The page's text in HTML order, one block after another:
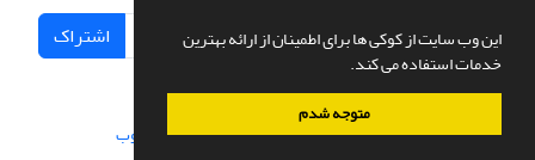
این وب سایت از کوکی ها برای اطمینان از ارائه بهترین
خدمات استفاده می کند.
متوجه شدم
اشتراک
سامانه مدیریت نشریات علمی.طراحی و پیاده سازی از سیناوب